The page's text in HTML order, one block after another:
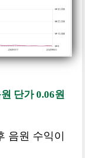
단가 0.06원
음원 수익이